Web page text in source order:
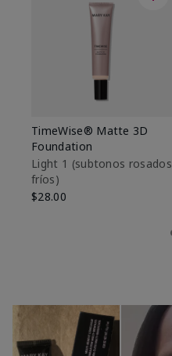
TimeWise® Matte 3D
Foundation
Light 1​ (subtonos rosados
fríos)
$28.00